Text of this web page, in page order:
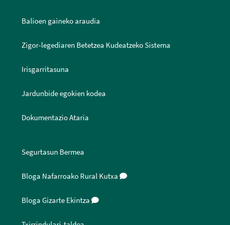
Balioen gaineko araudia
Zigor-legediaren Betetzea Kudeatzeko Sistema
Irisgarritasuna
Jardunbide egokien kodea
Dokumentazio Ataria
Segurtasun Bermea
Bloga Nafarroako Rural Kutxa
Bloga Gizarte Ekintza